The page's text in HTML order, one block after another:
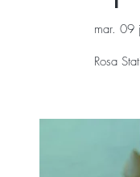
mar. 09
Rosa